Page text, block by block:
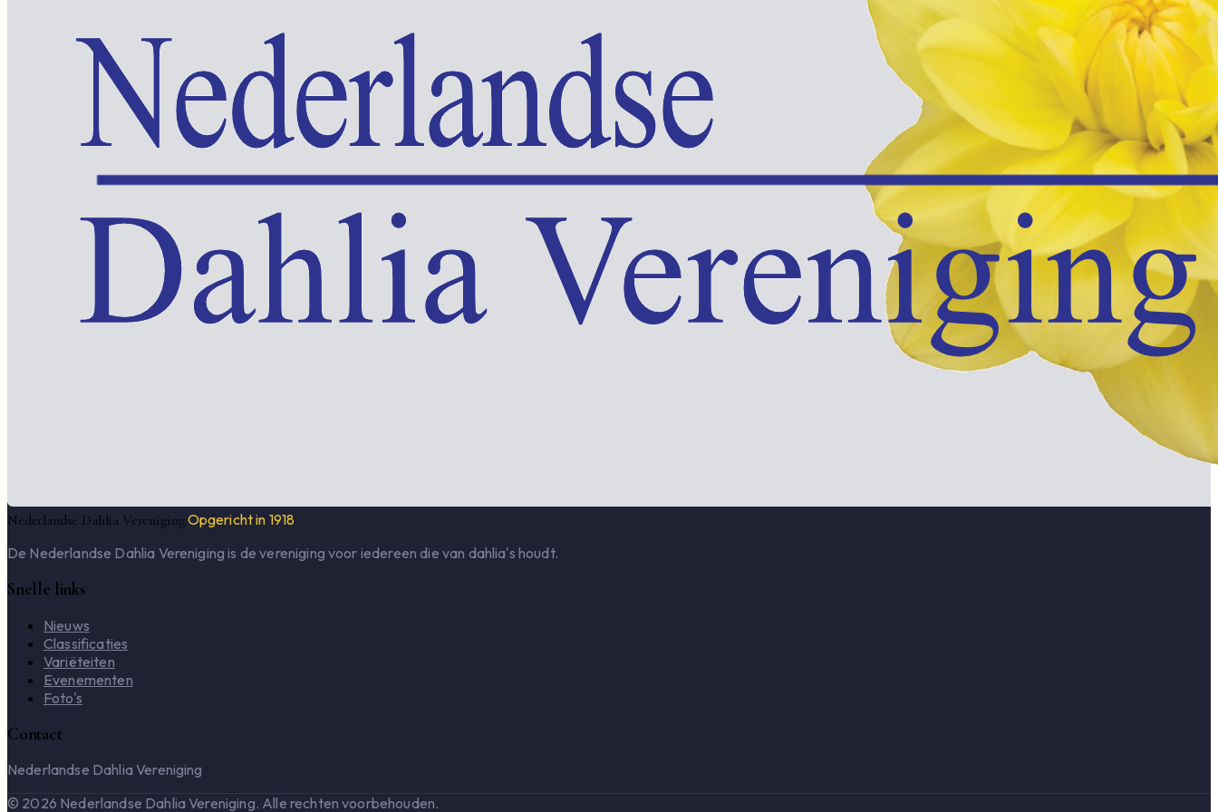
Nederlandse Dahlia VerenigingOpgericht in 1918
De Nederlandse Dahlia Vereniging is de vereniging voor iedereen die van dahlia's houdt.
Snelle links
Nieuws
Classificaties
Variëteiten
Evenementen
Foto's
Contact
Nederlandse Dahlia Vereniging
© 2026 Nederlandse Dahlia Vereniging. Alle rechten voorbehouden.